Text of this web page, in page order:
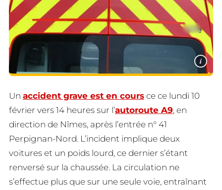
i
Un accident grave est en cours ce ce lundi 10
février vers 14 heures sur l’autoroute A9, en
direction de Nîmes, après l’entrée n° 41
Perpignan-Nord. L’incident implique deux
voitures et un poids lourd, ce dernier s’étant
renversé sur la chaussée. La circulation ne
s’effectue plus que sur une seule voie, entraînant